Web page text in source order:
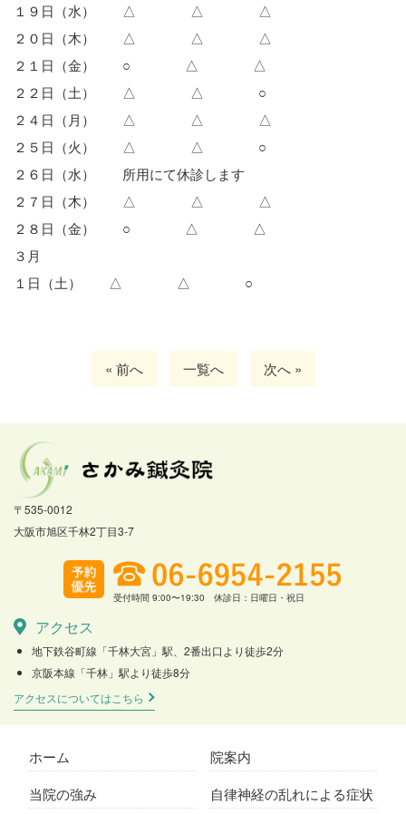
１９日（水） △ △ △
２０日（木） △ △ △
２１日（金） ○ △ △
２２日（土） △ △ ○
２４日（月） △ △ △
２５日（火） △ △ ○
２６日（水） 所用にて休診します
２７日（木） △ △ △
２８日（金） ○ △ △
３月
１日（土） △ △ ○
« 前へ 一覧へ 次へ »
〒535-0012
大阪市旭区千林2丁目3-7
受付時間 9:00〜19:30 休診日：日曜日・祝日
アクセス
地下鉄谷町線「千林大宮」駅、2番出口より徒歩2分
京阪本線「千林」駅より徒歩8分
アクセスについてはこちら
ホーム
院案内
当院の強み
自律神経の乱れによる症状